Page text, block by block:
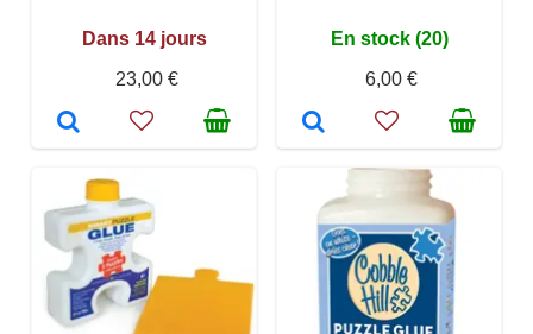
Dans 14 jours
23,00 €
En stock (20)
6,00 €